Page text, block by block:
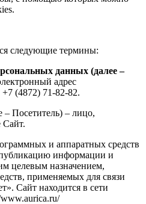
следующие термины:
данных (далее –
адрес
(4872) 71-82-82.
– Посетитель) – лицо,
Сайт.
и аппаратных средств
информации и
целевым назначением,
применяемых для связи
Сайт находится в сети